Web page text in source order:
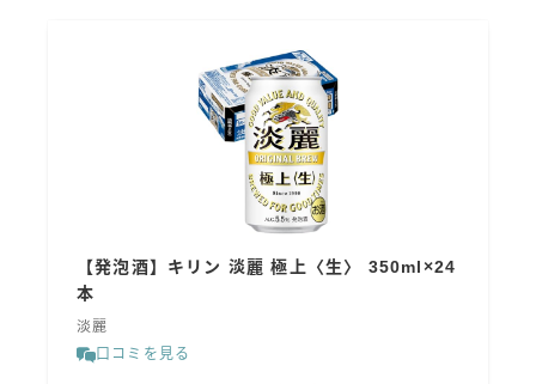
【発泡酒】キリン 淡麗 極上〈生〉 350ml×24
本
淡麗
口コミを見る